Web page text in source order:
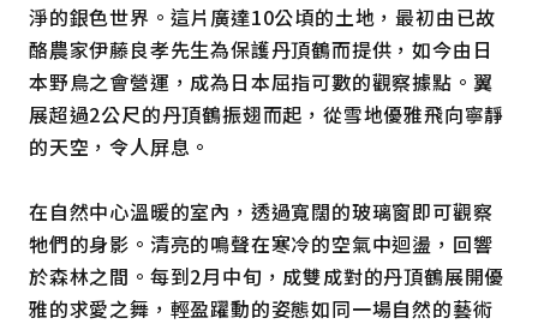
淨的銀色世界。這片廣達10公頃的土地，最初由已故
酪農家伊藤良孝先生為保護丹頂鶴而提供，如今由日
本野鳥之會營運，成為日本屈指可數的觀察據點。翼
展超過2公尺的丹頂鶴振翅而起，從雪地優雅飛向寧靜
的天空，令人屏息。
在自然中心溫暖的室內，透過寬闊的玻璃窗即可觀察
牠們的身影。清亮的鳴聲在寒冷的空氣中迴盪，回響
於森林之間。每到2月中旬，成雙成對的丹頂鶴展開優
雅的求愛之舞，輕盈躍動的姿態如同一場自然的藝術